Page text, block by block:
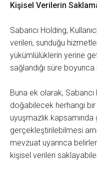
Kişisel Verilerin
Sabancı Holding,
verileri, sunduğu
yükümlülüklerin yerine
sağlandığı süre
Buna ek olarak, Sabancı
doğabilecek herhangi bir
uyuşmazlık kapsamında
gerçekleştirilebilmesi
mevzuat uyarınca
kişisel verileri